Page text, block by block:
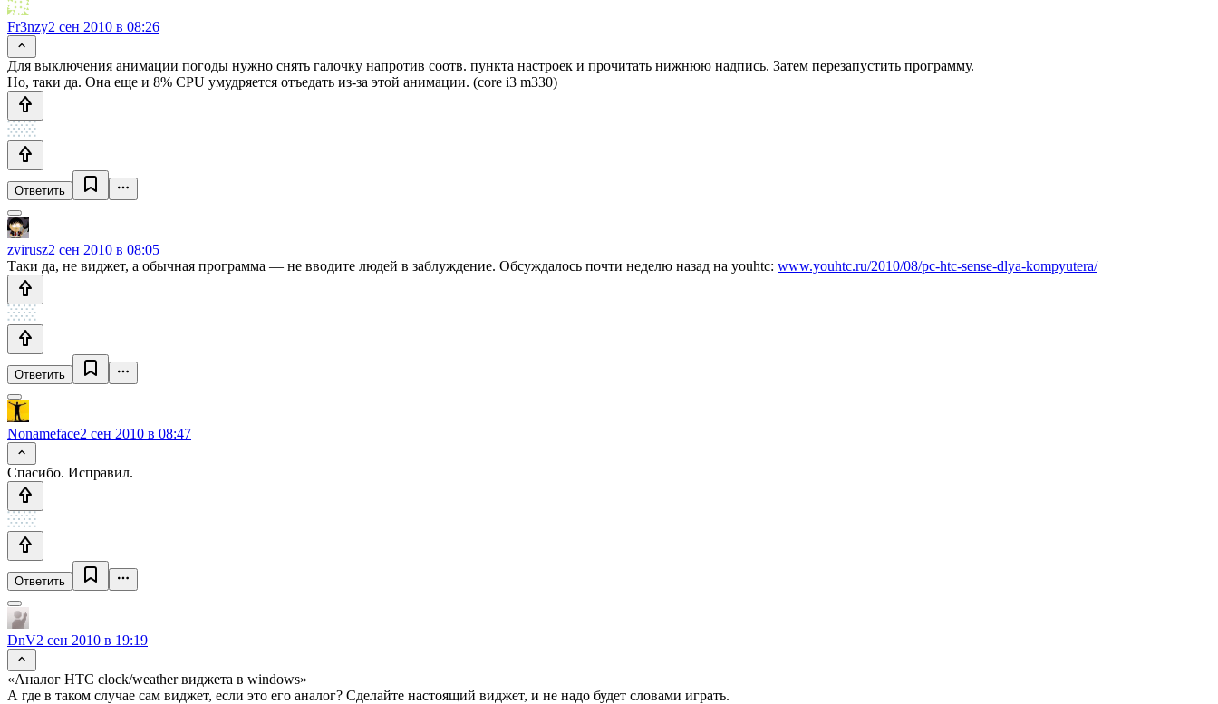
Fr3nzy2 сен 2010 в 08:26
Для выключения анимации погоды нужно снять галочку напротив соотв. пункта настроек и прочитать нижнюю надпись. Затем перезапустить программу.
Но, таки да. Она еще и 8% CPU умудряется отъедать из-за этой анимации. (core i3 m330)
Ответить
zvirusz2 сен 2010 в 08:05
Таки да, не виджет, а обычная программа — не вводите людей в заблуждение. Обсуждалось почти неделю назад на youhtc: www.youhtc.ru/2010/08/pc-htc-sense-dlya-kompyutera/
Ответить
Nonameface2 сен 2010 в 08:47
Спасибо. Исправил.
Ответить
DnV2 сен 2010 в 19:19
«Аналог HTC clock/weather виджета в windows»
А где в таком случае сам виджет, если это его аналог? Сделайте настоящий виджет, и не надо будет словами играть.